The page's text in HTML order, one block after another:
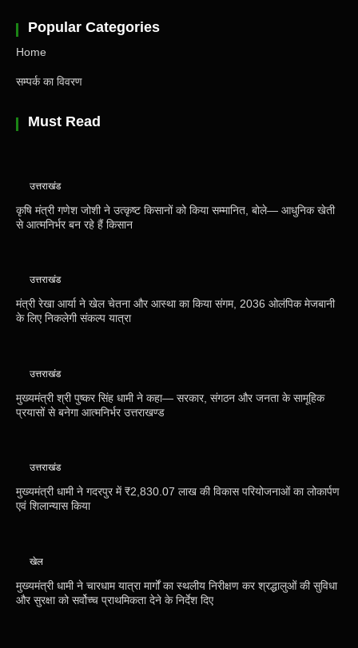
Popular Categories
Home
सम्पर्क का विवरण
Must Read
उत्तराखंड
कृषि मंत्री गणेश जोशी ने उत्कृष्ट किसानों को किया सम्मानित, बोले— आधुनिक खेती
से आत्मनिर्भर बन रहे हैं किसान
उत्तराखंड
मंत्री रेखा आर्या ने खेल चेतना और आस्था का किया संगम, 2036 ओलंपिक मेजबानी
के लिए निकलेगी संकल्प यात्रा
उत्तराखंड
मुख्यमंत्री श्री पुष्कर सिंह धामी ने कहा— सरकार, संगठन और जनता के सामूहिक
प्रयासों से बनेगा आत्मनिर्भर उत्तराखण्ड
उत्तराखंड
मुख्यमंत्री धामी ने गदरपुर में ₹2,830.07 लाख की विकास परियोजनाओं का लोकार्पण
एवं शिलान्यास किया
खेल
मुख्यमंत्री धामी ने चारधाम यात्रा मार्गों का स्थलीय निरीक्षण कर श्रद्धालुओं की सुविधा
और सुरक्षा को सर्वोच्च प्राथमिकता देने के निर्देश दिए